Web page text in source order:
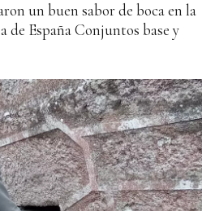
un buen sabor de boca en la
de España Conjuntos base y